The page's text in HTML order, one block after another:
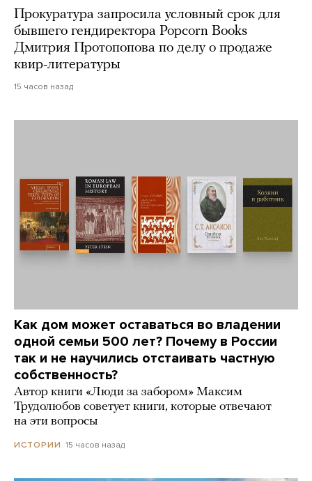
Прокуратура запросила условный срок для
бывшего гендиректора Popcorn Books
Дмитрия Протопопова по делу о продаже
квир-литературы
15 часов назад
Как дом может оставаться во владении
одной семьи 500 лет? Почему в России
так и не научились отстаивать частную
собственность?
Автор книги «Люди за забором» Максим
Трудолюбов советует книги, которые отвечают
на эти вопросы
ИСТОРИИ 15 часов назад